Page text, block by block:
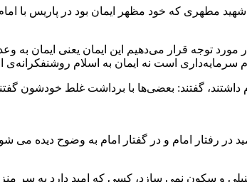
مورد توجه قرار می‌دهیم این ایمان یعنی ایمان به
سرمایه‌داری است نه ایمان به اسلام روشنفکرانه‌ی
داشتند، گفتند: بعضی‌ها با برداشت غلط خودشون
در رفتار امام و در گفتار امام به وضوح دیده
و سکون نمی سازد، کسی که امید دارد به سر